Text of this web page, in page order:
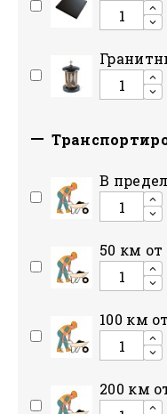

В
50 км
100 км
200 км